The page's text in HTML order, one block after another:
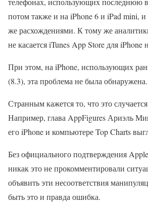
потом также и на iPhone 6 и iPad mini, и
же расхождениями. К тому же
не касается iTunes App Store для iPhone
При этом, на iPhone, использующих
(8.3), эта проблема не была обнаружена.
Странным кажется то, что это
Например, глава AppFigures Ариэль
его iPhone и компьютере Top Charts
Без официального подтверждения
никак это не прокомментировали
объявить эти несоответствия
быть это и правда ошибка.